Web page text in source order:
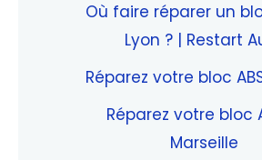
Où faire réparer un
Lyon ? | Restart
Réparez votre bloc
Réparez votre bloc
Marseille